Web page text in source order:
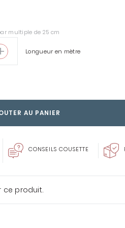
ENVIE DE FAIRE
CARTE CADEAU
multiple de 25 cm
Longueur en mètre
AU PANIER
CONSEILS COUSETTE
ce produit.